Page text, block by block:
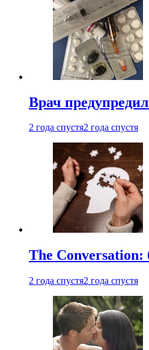
Врач
2 года спустя2 года спустя
The Conversation:
2 года спустя2 года спустя